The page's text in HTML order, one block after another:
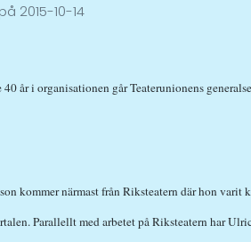
på 2015-10-14
40 år i organisationen går Teaterunionens
kommer närmast från Riksteatern där hon
Parallellt med arbetet på Riksteatern har